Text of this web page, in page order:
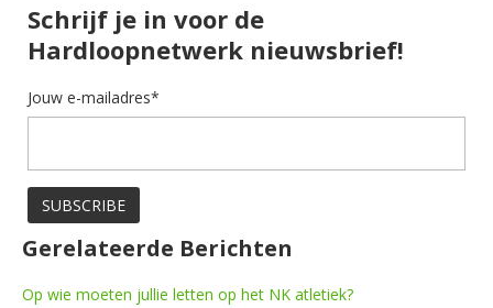
Schrijf je in voor de
Hardloopnetwerk nieuwsbrief!
Jouw e-mailadres*
Gerelateerde Berichten
Op wie moeten jullie letten op het NK atletiek?